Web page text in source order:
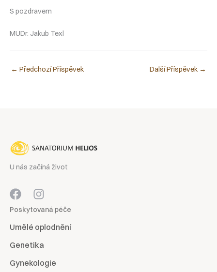
S pozdravem
MUDr. Jakub Texl
← Předchozí Příspěvek Další Příspěvek →
U nás začíná život
Poskytovaná péče
Umělé oplodnění
Genetika
Gynekologie